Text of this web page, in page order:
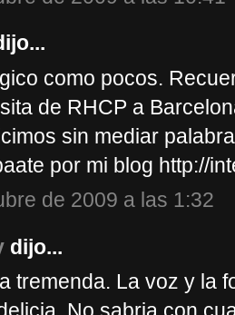
como pocos.
de RHCP a
sin mediar
por mi blog http://
de 2009 a las 1:32
dijo...
tremenda. La voz y la